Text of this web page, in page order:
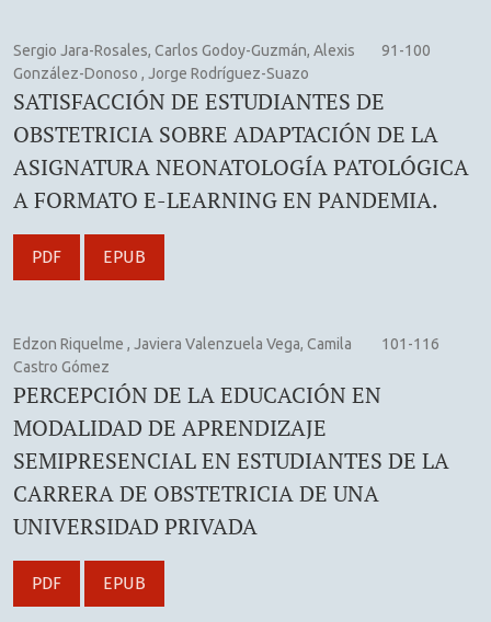
Sergio Jara-Rosales, Carlos Godoy-Guzmán, Alexis
González-Donoso , Jorge Rodríguez-Suazo
91-100
SATISFACCIÓN DE ESTUDIANTES DE
OBSTETRICIA SOBRE ADAPTACIÓN DE LA
ASIGNATURA NEONATOLOGÍA PATOLÓGICA
A FORMATO E-LEARNING EN PANDEMIA.
PDF EPUB
Edzon Riquelme , Javiera Valenzuela Vega, Camila
Castro Gómez
101-116
PERCEPCIÓN DE LA EDUCACIÓN EN
MODALIDAD DE APRENDIZAJE
SEMIPRESENCIAL EN ESTUDIANTES DE LA
CARRERA DE OBSTETRICIA DE UNA
UNIVERSIDAD PRIVADA
PDF EPUB